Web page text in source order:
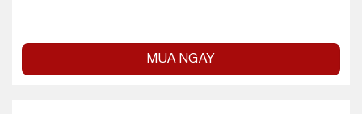
MUA NGAY